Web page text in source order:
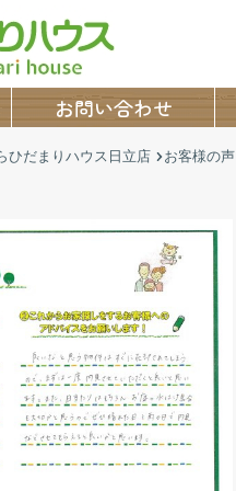
お問い合わせ
ひだまりハウス日立店 お客様の声